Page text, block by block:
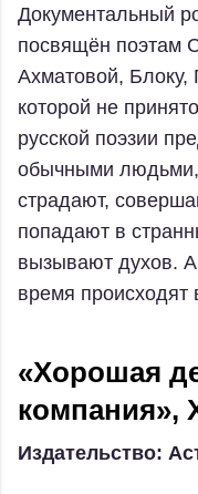
Документальный
посвящён поэтам
Ахматовой,
которой не
русской поэзии
обычными
страдают,
попадают в
вызывают духов.
время
«Хорошая
компания»,
Издательство: